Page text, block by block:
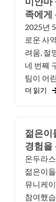
족에게
2025년
로운 사
려움, 절
네 번째
팀이 어린
더 읽기
젊은이
경험을
온두라
젊은이
뮤니케
참여했